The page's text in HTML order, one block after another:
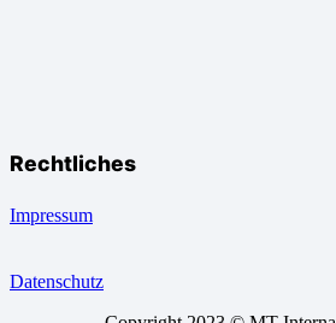
Rechtliches
Impressum
Datenschutz